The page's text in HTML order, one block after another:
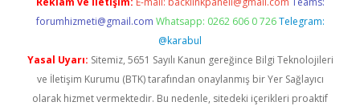
forumhizmeti@gmail.com Whatsapp: 0262 606 0 726 Telegram:
@karabul
Yasal Uyarı: Sitemiz, 5651 Sayılı Kanun gereğince Bilgi Teknolojileri
ve İletişim Kurumu (BTK) tarafından onaylanmış bir Yer Sağlayıcı
olarak hizmet vermektedir. Bu nedenle, sitedeki içerikleri proaktif